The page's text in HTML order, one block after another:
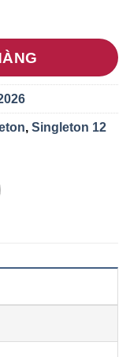
lượng
, Singleton 12